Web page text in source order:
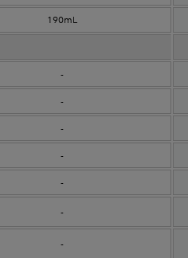
190mL
-
-
-
-
-
-
-